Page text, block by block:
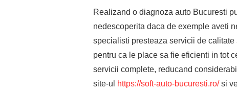
Realizand o diagnoza auto Bucuresti
nedescoperita daca de exemple aveti
specialisti presteaza servicii de
pentru ca le place sa fie eficienti in tot
servicii complete, reducand
site-ul
https://soft-auto-bucuresti.ro/si